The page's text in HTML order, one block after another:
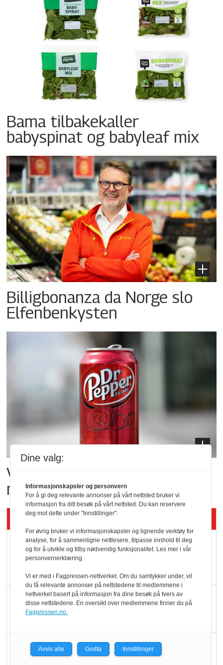
Bama tilbakekaller
babyspinat og babyleaf mix
Billigbonanza da Norge slo
Elfenbenkysten
Vil vokse i brusmarkedet
med Dr Pepper
Siste artikler - KBS
Mat er viktigere enn
pris når elbilister
velger ladestopp
Ti bensinstasjoner
Potetball, kylling og 98
oktan
Dine valg:
Informasjonskapsler og personvern
For å gi deg relevante annonser på vårt nettsted bruker vi
informasjon fra ditt besøk på vårt nettsted. Du kan reservere
deg mot dette under "Innstillinger".
For øvrig bruker vi informasjonskapsler og lignende verktøy for
analyse, for å sammenligne nettlesere, tilpasse innhold til deg
og for å utvikle og tilby nødvendig funksjonalitet. Les mer i vår
personvernerklæring.
Vi er med i Fagpressen-nettverket. Om du samtykker under, vil
du få relevante annonser på nettstedene til medlemmene i
nettverket basert på informasjon fra dine besøk på tvers av
disse nettstedene. En oversikt over medlemmene finner du på
Fagpressen.no.
Avvis alle Godta Innstillinger